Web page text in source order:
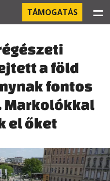
TÁMOGATÁS ☰
a föld
fontos
Markolókkal
el őket